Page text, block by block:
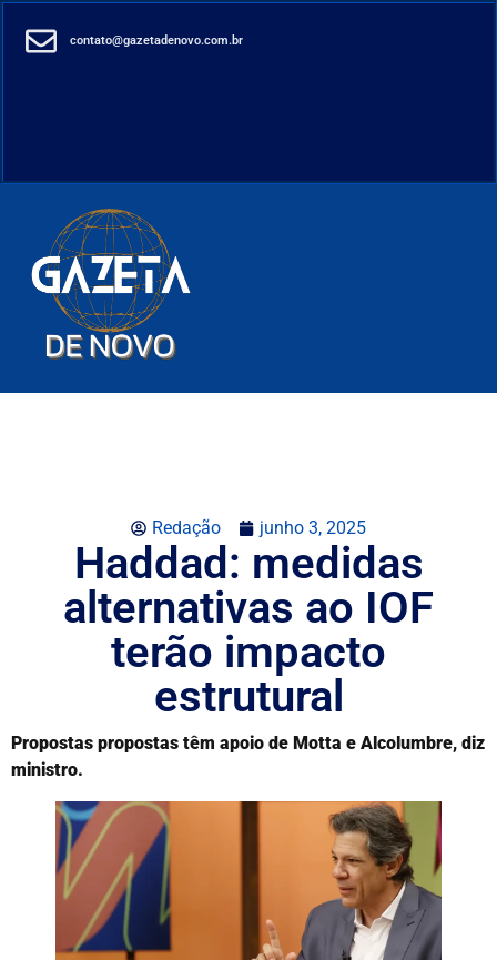
contato@gazetadenovo.com.br
Redação junho 3, 2025
Haddad: medidas
alternativas ao IOF
terão impacto
estrutural
Propostas propostas têm apoio de Motta e Alcolumbre, diz
ministro.